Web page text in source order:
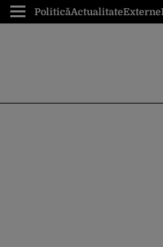
PoliticăActualitateExterne